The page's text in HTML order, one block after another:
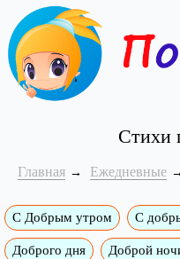
Стихи
Главная Ежедневные
С Добрым утром C
Доброго дня Доброй